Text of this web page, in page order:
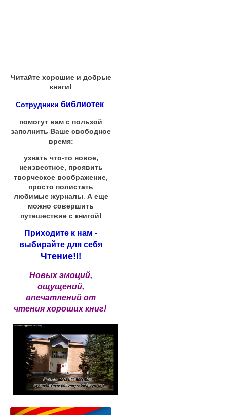
Читайте хорошие и добрые
книги!
Сотрудники библиотек
помогут вам с пользой
заполнить Ваше свободное
время:
узнать что-то новое,
неизвестное, проявить
творческое воображение,
просто полистать
любимые журналы А еще
можно совершить
путешествие с книгой!
Приходите к нам -
выбирайте для себя
Чтение!!!
Новых эмоций,
ощущений,
впечатлений от
чтения хороших книг!